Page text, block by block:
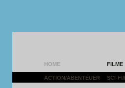
HOME FILME
ACTION/ABENTEUER SCI-FI/